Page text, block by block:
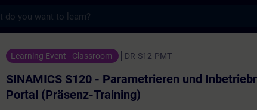
- Parametrieren und
Learning Event - Classroom DR-S12-PMT
SINAMICS S120 - Parametrieren und
Portal (Präsenz-Training)